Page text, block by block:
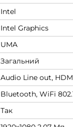
Intel
Intel Graphics
UMA
Загальний
Audio Line out,
Bluetooth, WiFi
Так